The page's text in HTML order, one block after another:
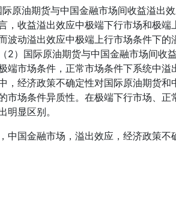
原油期货与中国金融市场间收益溢出
，收益溢出效应中极端下行市场和极
波动溢出效应中极端上行市场条件下
2）国际原油期货与中国金融市场间收
端市场条件，正常市场条件下系统中
，经济政策不确定性对国际原油期货
市场条件异质性。在极端下行市场、
明显区别。
中国金融市场，溢出效应，经济政策不